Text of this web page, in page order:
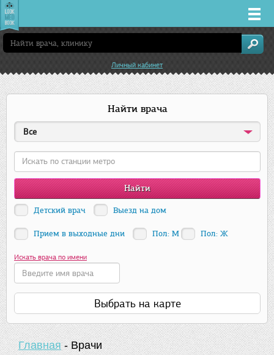
Врачи
Клиники
Лекарства
Акции
Услуги
Нижний Новгород
Личный кабинет
Найти врача
Все
Детский врач Выезд на дом
Прием в выходные дни Пол: М Пол: Ж
Искать врача по имени
Выбрать на карте
Главная-Врачи